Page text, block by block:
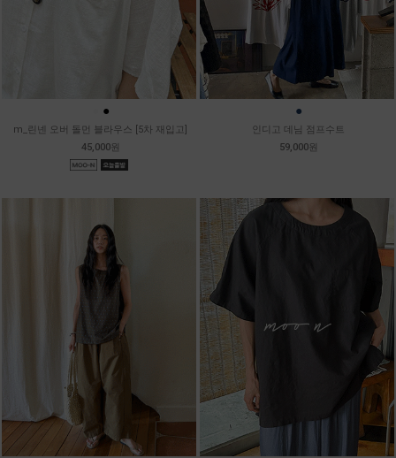
●
m_린넨 오버 돌먼 블라우스 [5차 재입고]
45,000원
●
인디고 데님 점프수트
59,000원